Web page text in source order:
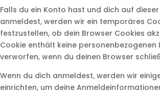
Falls du ein Konto hast und dich auf
anmeldest, werden wir ein temporäres
festzustellen, ob dein Browser Cookies
Cookie enthält keine personenbezogenen
verworfen, wenn du deinen Browser
Wenn du dich anmeldest, werden wir
einrichten, um deine